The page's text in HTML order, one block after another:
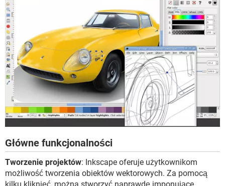
Główne funkcjonalności
Tworzenie projektów: Inkscape oferuje użytkownikom
możliwość tworzenia obiektów wektorowych. Za pomocą
kilku kliknięć, można stworzyć naprawdę imponujące